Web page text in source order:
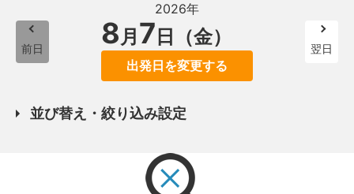
前日
2026年
8月 7 日（金）
出発日を変更する
翌日
並び替え・絞り込み設定